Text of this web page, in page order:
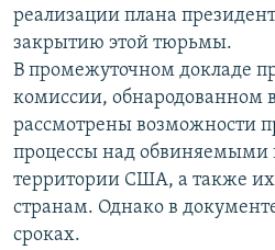
СИБИРЬ.РЕАЛИИ
РАСПИСАНИЕ ВЕЩАНИЯ
ПОДПИШИТЕСЬ НА РАССЫЛКУ
СОЦИАЛЬНЫЕ СЕТИ
реализации плана
закрытию этой тюрьмы.
В промежуточном докладе
комиссии, обнародованном
рассмотрены возможности
процессы над обвиняемыми
территории США, а также
странам. Однако в
сроках.